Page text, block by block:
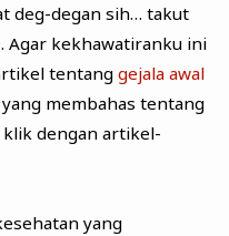
deg-degan sih… takut
Agar kekhawatiranku ini
tentanggejala awal
membahas tentang
dengan artikel-
yang